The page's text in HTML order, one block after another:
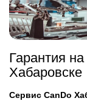
Гарантия
Хабаровске
Сервис CanDo